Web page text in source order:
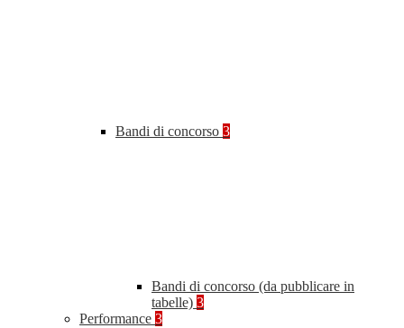
Bandi di concorso 3
Bandi di concorso (da pubblicare in
tabelle) 3
Performance 3